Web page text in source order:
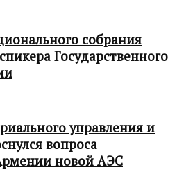
собрания
Государственного
управления и
вопроса
новой АЭС